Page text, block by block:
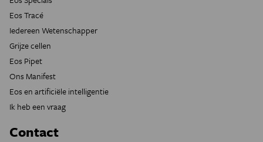
Eos Tracé
Iedereen Wetenschapper
Grijze cellen
Eos Pipet
Ons Manifest
Eos en artificiële intelligentie
Ik heb een vraag
Contact